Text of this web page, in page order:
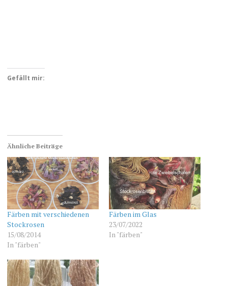
Gefällt mir:
Ähnliche Beiträge
Färben mit verschiedenen
Stockrosen
15/08/2014
In "färben"
Färben im Glas
23/07/2022
In "färben"